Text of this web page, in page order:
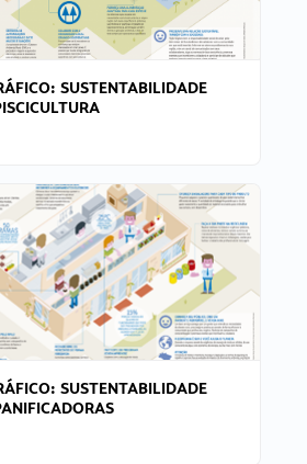
SUSTENTABILIDADE
SUSTENTABILIDADE